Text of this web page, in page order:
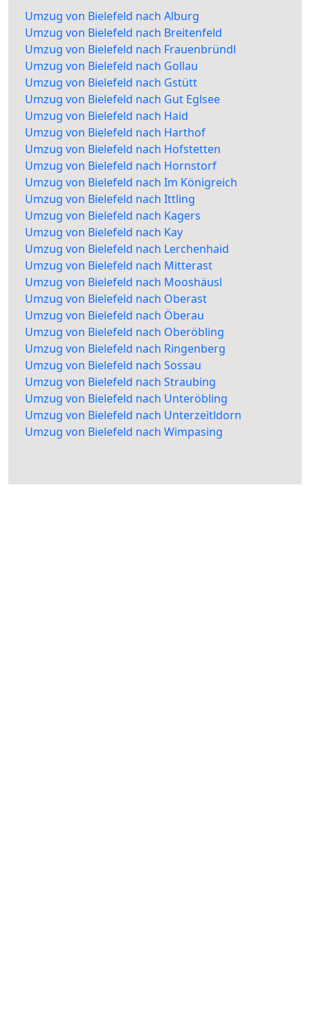
Umzug von Bielefeld nach Alburg
Umzug von Bielefeld nach Breitenfeld
Umzug von Bielefeld nach Frauenbründl
Umzug von Bielefeld nach Gollau
Umzug von Bielefeld nach Gstütt
Umzug von Bielefeld nach Gut Eglsee
Umzug von Bielefeld nach Haid
Umzug von Bielefeld nach Harthof
Umzug von Bielefeld nach Hofstetten
Umzug von Bielefeld nach Hornstorf
Umzug von Bielefeld nach Im Königreich
Umzug von Bielefeld nach Ittling
Umzug von Bielefeld nach Kagers
Umzug von Bielefeld nach Kay
Umzug von Bielefeld nach Lerchenhaid
Umzug von Bielefeld nach Mitterast
Umzug von Bielefeld nach Mooshäusl
Umzug von Bielefeld nach Oberast
Umzug von Bielefeld nach Öberau
Umzug von Bielefeld nach Oberöbling
Umzug von Bielefeld nach Ringenberg
Umzug von Bielefeld nach Sossau
Umzug von Bielefeld nach Straubing
Umzug von Bielefeld nach Unteröbling
Umzug von Bielefeld nach Unterzeitldorn
Umzug von Bielefeld nach Wimpasing